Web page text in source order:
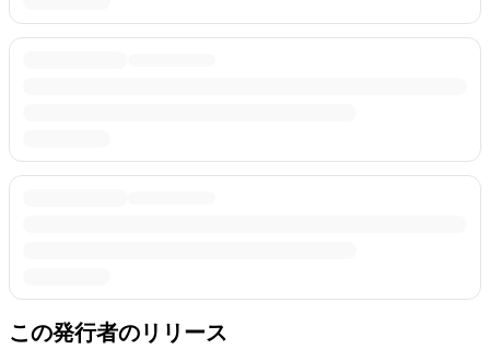
この発行者のリリース